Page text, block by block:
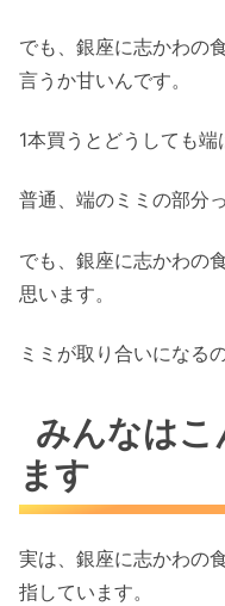
でも、 銀座に志かわの
言うか甘いんです。
1本買うとどうしても端
普通、端のミミの部分
でも、銀座に志かわの
思います。
ミミが取り合いになる
みんなは
ます
実は、銀座に志かわの
指しています。